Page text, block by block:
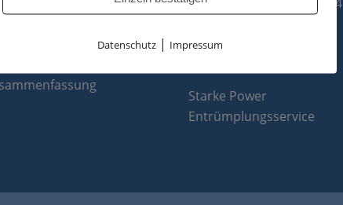
Octopus F
Starke Power
Entrümplungsservice
Datenschutz | Impressum